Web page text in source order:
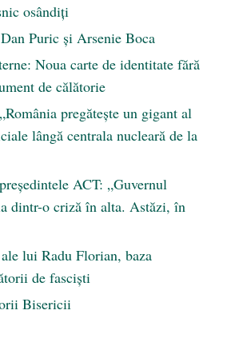
osândiţi
Puric şi Arsenie Boca
Noua carte de identitate fără
de călătorie
pregătește un gigant al
lângă centrala nucleară de la
ACT: „Guvernul
dintr-o criză în alta. Astăzi, în
lui Radu Florian, baza
de fascişti
Bisericii